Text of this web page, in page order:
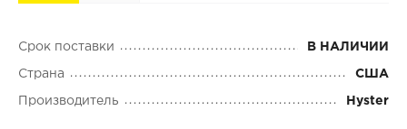
Срок поставки В НАЛИЧИИ
Страна США
Производитель Hyster